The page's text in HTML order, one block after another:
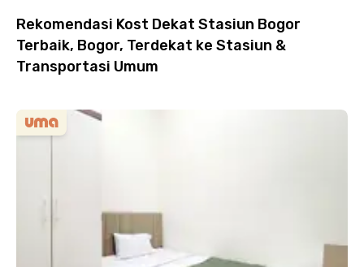
Rekomendasi Kost Dekat Stasiun Bogor
Terbaik, Bogor, Terdekat ke Stasiun &
Transportasi Umum